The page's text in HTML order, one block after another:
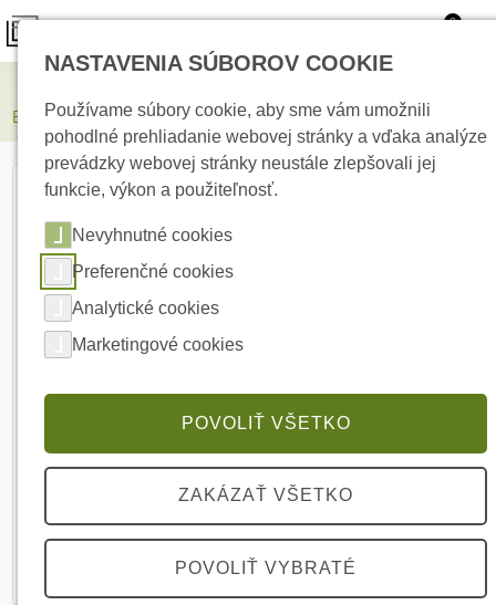
0
BOSCH LC5-CBB Zadný box pre reproduktor LC5
NASTAVENIA SÚBOROV COOKIE
Používame súbory cookie, aby sme vám umožnili
pohodlné prehliadanie webovej stránky a vďaka analýze
prevádzky webovej stránky neustále zlepšovali jej
funkcie, výkon a použiteľnosť.
Nevyhnutné cookies
Preferenčné cookies
Analytické cookies
Marketingové cookies
POVOLIŤ VŠETKO
ZAKÁZAŤ VŠETKO
POVOLIŤ VYBRATÉ